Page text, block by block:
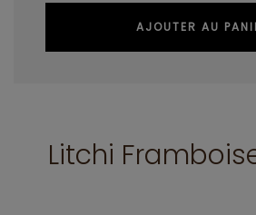
AJOUTER AU
Litchi